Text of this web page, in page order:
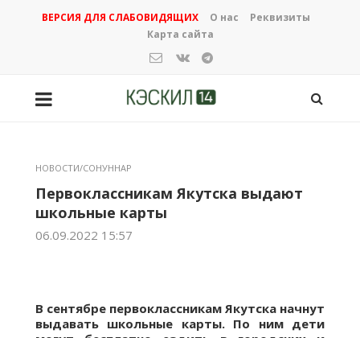
ВЕРСИЯ ДЛЯ СЛАБОВИДЯЩИХ О нас
Реквизиты
Карта сайта
НОВОСТИ/СОНУННАР
Первоклассникам Якутска выдают
школьные карты
06.09.2022 15:57
В сентябре первоклассникам Якутска начнут
выдавать школьные карты. По ним дети